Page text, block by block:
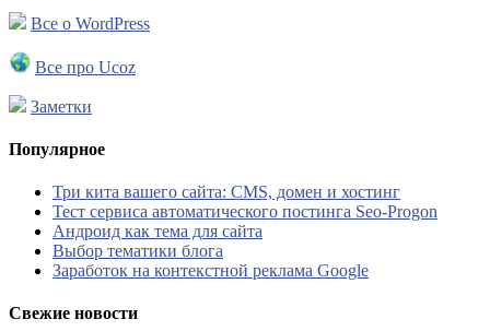
Все о WordPress
Все про Ucoz
Заметки
Популярное
Три кита вашего сайта: CMS, домен и хостинг
Тест сервиса автоматического постинга Seo-Progon
Андроид как тема для сайта
Выбор тематики блога
Заработок на контекстной реклама Google
Свежие новости